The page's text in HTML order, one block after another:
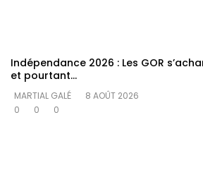
Indépendance 2026 : Les GOR
et pourtant…
MARTIAL GALÉ
8 AOÛT 2026
0
0 0